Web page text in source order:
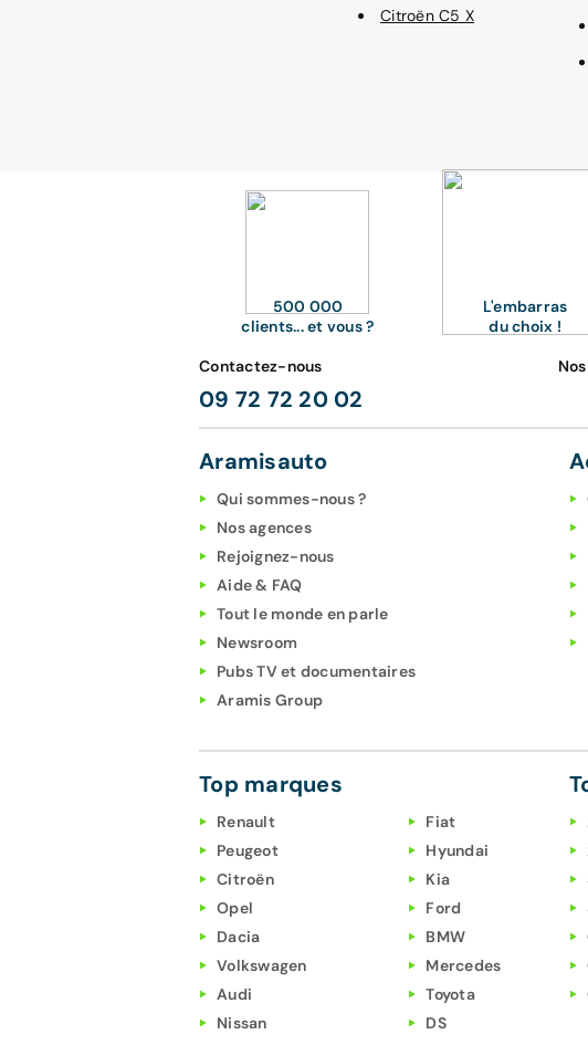
Citroën C5 X
500 000
clients... et vous ?
L'embarras
du choix !
Contactez-nous
09 72 72 20 02
Aramisauto
Qui sommes-nous ?
Nos agences
Rejoignez-nous
Aide & FAQ
Tout le monde en parle
Newsroom
Pubs TV et documentaires
Aramis Group
Top marques
Renault
Peugeot
Citroën
Opel
Dacia
Volkswagen
Audi
Nissan
Fiat
Hyundai
Kia
Ford
BMW
Mercedes
Toyota
DS